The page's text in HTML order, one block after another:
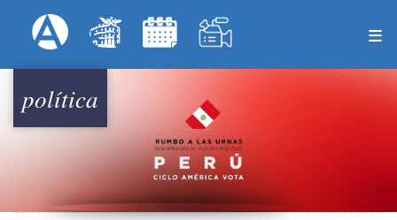
al
Menú Superior
política